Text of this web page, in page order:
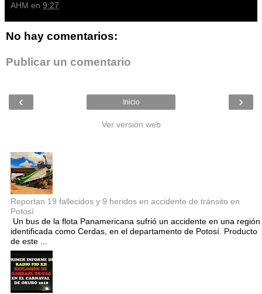
AHM en 9:27
No hay comentarios:
Publicar un comentario
‹ ›
Inicio
Ver versión web
Reportan 19 fallecidos y 9 heridos en accidente de tránsito en
Potosí
Un bus de la flota Panamericana sufrió un accidente en una región
identificada como Cerdas, en el departamento de Potosí. Producto
de este ...